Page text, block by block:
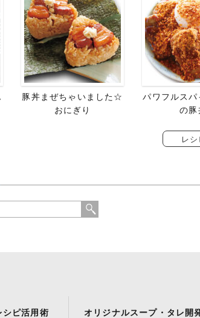
豚丼まぜちゃいました☆
おにぎり
パワフルス
の豚
レ
シピ活用術 オリジナルスープ・タレ開